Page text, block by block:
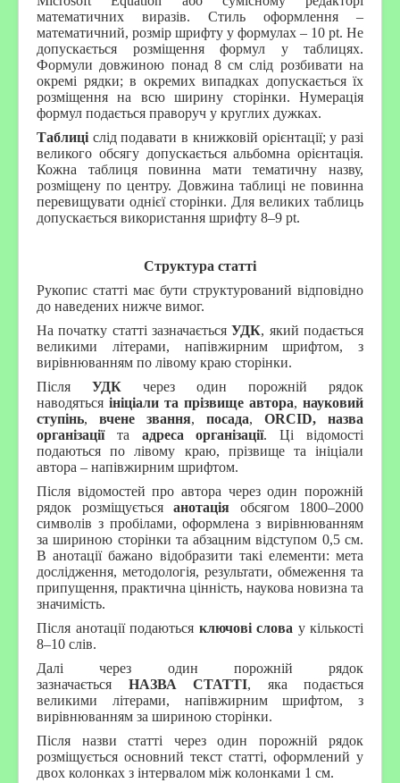
математичних виразів. Стиль оформлення –
математичний, розмір шрифту у формулах – 10 pt. Не
допускається розміщення формул у таблицях.
Формули довжиною понад 8 см слід розбивати на
окремі рядки; в окремих випадках допускається їх
розміщення на всю ширину сторінки. Нумерація
формул подається праворуч у круглих дужках.
Таблиці слід подавати в книжковій орієнтації; у разі
великого обсягу допускається альбомна орієнтація.
Кожна таблиця повинна мати тематичну назву,
розміщену по центру. Довжина таблиці не повинна
перевищувати однієї сторінки. Для великих таблиць
допускається використання шрифту 8–9 pt.
Структура статті
Рукопис статті має бути структурований відповідно
до наведених нижче вимог.
На початку статті зазначаєтьсяУДК, який подається
великими літерами, напівжирним шрифтом, з
вирівнюванням по лівому краю сторінки.
Після УДК через один порожній рядок
наводяться ініціали та прізвище автора, науковий
ступінь, вчене звання, посада, ORCID,
назва
організаціїта адреса організації. Ці відомості
подаються по лівому краю, прізвище та ініціали
автора – напівжирним шрифтом.
Після відомостей про автора через один порожній
рядок розміщується анотація обсягом 1800–2000
символів з пробілами, оформлена з вирівнюванням
за шириною сторінки та абзацним відступом 0,5 см.
В анотації бажано відобразити такі елементи: мета
дослідження, методологія, результати, обмеження та
припущення, практична цінність, наукова новизна та
значимість.
Після анотації подаються ключові слова у кількості
8–10 слів.
Далі через один порожній рядок
зазначається НАЗВА СТАТТІ, яка подається
великими літерами, напівжирним шрифтом, з
вирівнюванням за шириною сторінки.
Після назви статті через один порожній рядок
розміщується основний текст статті, оформлений у
двох колонках з інтервалом між колонками 1 см.